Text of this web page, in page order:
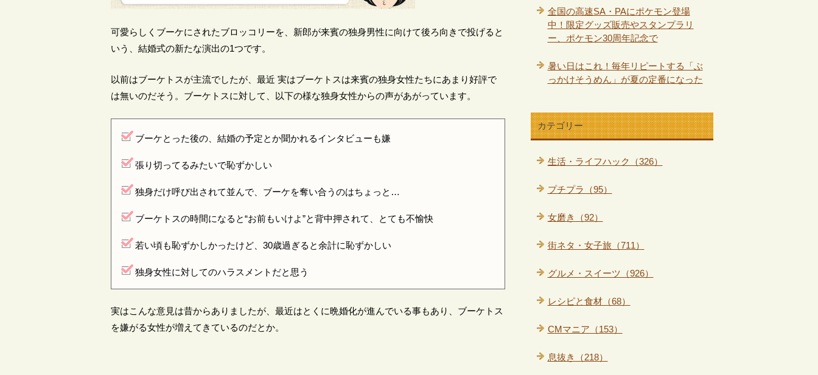
可愛らしくブーケにされたブロッコリーを、新郎が来賓の独身男性に向けて後ろ向きで投げると
いう、結婚式の新たな演出の1つです。
以前はブーケトスが主流でしたが、最近 実はブーケトスは来賓の独身女性たちにあまり好評で
は無いのだそう。ブーケトスに対して、以下の様な独身女性からの声があがっています。
ブーケとった後の、結婚の予定とか聞かれるインタビューも嫌
張り切ってるみたいで恥ずかしい
独身だけ呼び出されて並んで、ブーケを奪い合うのはちょっと…
ブーケトスの時間になると“お前もいけよ”と背中押されて、とても不愉快
若い頃も恥ずかしかったけど、30歳過ぎると余計に恥ずかしい
独身女性に対してのハラスメントだと思う
実はこんな意見は昔からありましたが、最近はとくに晩婚化が進んでいる事もあり、ブーケトス
を嫌がる女性が増えてきているのだとか。
全国の高速SA・PAにポケモン登場
中！限定グッズ販売やスタンプラリ
ー、ポケモン30周年記念で
暑い日はこれ！毎年リピートする「ぶ
っかけそうめん」が夏の定番になった
カテゴリー
生活・ライフハック（326）
プチプラ（95）
女磨き（92）
街ネタ・女子旅（711）
グルメ・スイーツ（926）
レシピと食材（68）
CMマニア（153）
息抜き（218）